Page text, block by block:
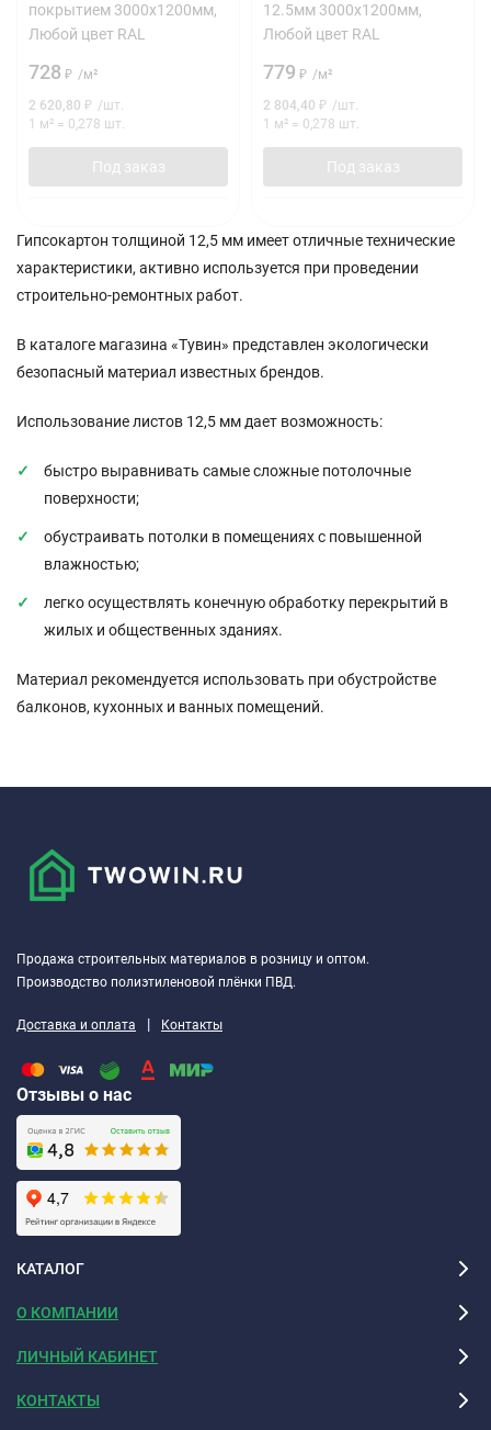
покрытием 3000х1200мм,
Любой цвет RAL
728 ₽ /м²
2 620,80 ₽ /шт.
1 м² = 0,278 шт.
Под заказ
12.5мм 3000х1200мм,
Любой цвет RAL
779 ₽ /м²
2 804,40 ₽ /шт.
1 м² = 0,278 шт.
Под заказ
Гипсокартон толщиной 12,5 мм имеет отличные технические
характеристики, активно используется при проведении
строительно-ремонтных работ.
В каталоге магазина «Тувин» представлен экологически
безопасный материал известных брендов.
Использование листов 12,5 мм дает возможность:
быстро выравнивать самые сложные потолочные
поверхности;
обустраивать потолки в помещениях с повышенной
влажностью;
легко осуществлять конечную обработку перекрытий в
жилых и общественных зданиях.
Материал рекомендуется использовать при обустройстве
балконов, кухонных и ванных помещений.
Продажа строительных материалов в розницу и оптом.
Производство полиэтиленовой плёнки ПВД.
Доставка и оплата | Контакты
Отзывы о нас
КАТАЛОГ
О КОМПАНИИ
ЛИЧНЫЙ КАБИНЕТ
КОНТАКТЫ